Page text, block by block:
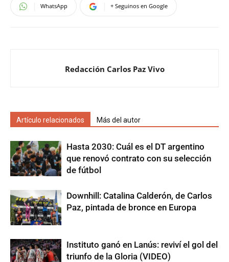
WhatsApp + Seguinos en Google
Redacción Carlos Paz Vivo
Artículo relacionados Más del autor
Hasta 2030: Cuál es el DT argentino
que renovó contrato con su selección
de fútbol
Downhill: Catalina Calderón, de Carlos
Paz, pintada de bronce en Europa
Instituto ganó en Lanús: reviví el gol del
triunfo de la Gloria (VIDEO)